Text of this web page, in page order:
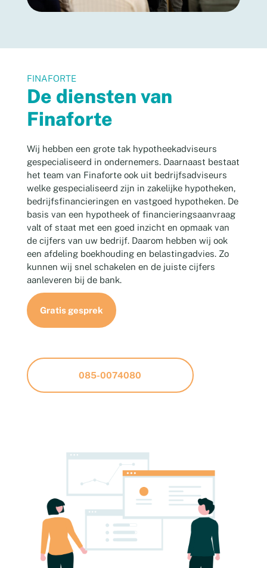
FINAFORTE
De diensten van
Finaforte
Wij hebben een grote tak hypotheekadviseurs
gespecialiseerd in ondernemers. Daarnaast bestaat
het team van Finaforte ook uit bedrijfsadviseurs
welke gespecialiseerd zijn in zakelijke hypotheken,
bedrijfsfinancieringen en vastgoed hypotheken. De
basis van een hypotheek of financieringsaanvraag
valt of staat met een goed inzicht en opmaak van
de cijfers van uw bedrijf. Daarom hebben wij ook
een afdeling boekhouding en belastingadvies. Zo
kunnen wij snel schakelen en de juiste cijfers
aanleveren bij de bank.
Gratis gesprek
085-0074080